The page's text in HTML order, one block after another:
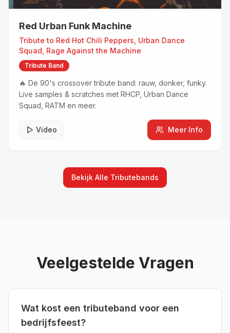
Red Urban Funk Machine
Tribute to Red Hot Chili Peppers, Urban Dance
Squad, Rage Against the Machine
Tribute Band
🔥 De 90's crossover tribute band: rauw, donker, funky.
Live samples & scratches met RHCP, Urban Dance
Squad, RATM en meer.
Video Meer Info
Bekijk Alle Tributebands
Veelgestelde Vragen
Wat kost een tributeband voor een
bedrijfsfeest?